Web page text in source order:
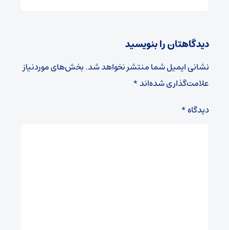
دیدگاهتان را بنویسید
نشانی ایمیل شما منتشر نخواهد شد.بخش‌های موردنیاز
علامت‌گذاری شده‌اند*
دیدگاه*